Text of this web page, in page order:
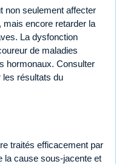
non seulement affecter
mais encore retarder la
La dysfonction
de maladies
hormonaux. Consulter
les résultats du
traités efficacement par
la cause sous-jacente et